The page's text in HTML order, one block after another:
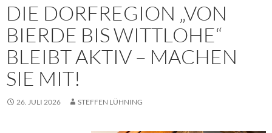
DIE DORFREGION „VON
BIERDE BIS WITTLOHE“
BLEIBT AKTIV – MACHEN
SIE MIT!
26. JULI 2026 STEFFEN LÜHNING